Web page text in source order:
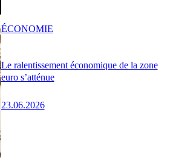
Le ralentissement économique de la zone
euro s’atténue
23.06.2026
ÉCONOMIE